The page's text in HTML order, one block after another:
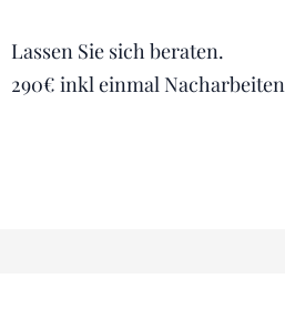
Lassen Sie sich beraten.
290€ inkl einmal Nacharbeiten